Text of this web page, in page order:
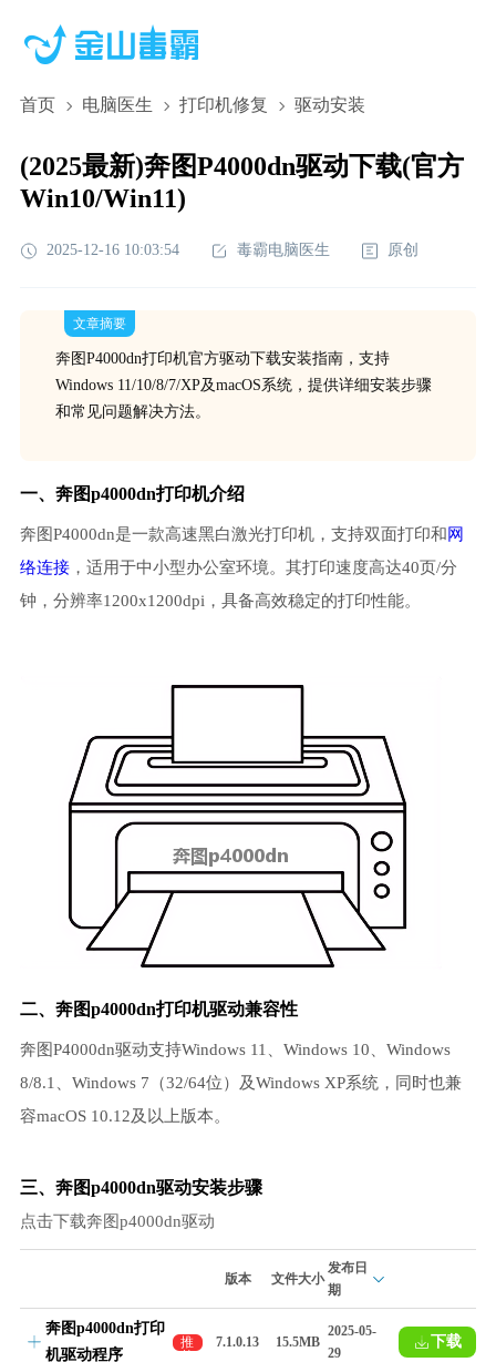
首页 电脑医生 打印机修复 驱动安装
(2025最新)奔图P4000dn驱动下载(官方
Win10/Win11)
2025-12-16 10:03:54 毒霸电脑医生 原创
文章摘要
奔图P4000dn打印机官方驱动下载安装指南，支持
Windows 11/10/8/7/XP及macOS系统，提供详细安装步骤
和常见问题解决方法。
一、奔图p4000dn打印机介绍
奔图P4000dn是一款高速黑白激光打印机，支持双面打印和网
络连接，适用于中小型办公室环境。其打印速度高达40页/分
钟，分辨率1200x1200dpi，具备高效稳定的打印性能。
二、奔图p4000dn打印机驱动兼容性
奔图P4000dn驱动支持Windows 11、Windows 10、Windows
8/8.1、Windows 7（32/64位）及Windows XP系统，同时也兼
容macOS 10.12及以上版本。
三、奔图p4000dn驱动安装步骤
点击下载奔图p4000dn驱动
版本 文件大小
发布日
期
奔图p4000dn打印
机驱动程序
推
荐
7.1.0.13 15.5MB
2025-05-
29
下载